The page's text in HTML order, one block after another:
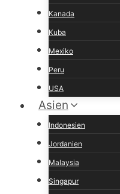
Kanada
Kuba
Mexiko
Peru
USA
Asien
Indonesien
Jordanien
Malaysia
Singapur